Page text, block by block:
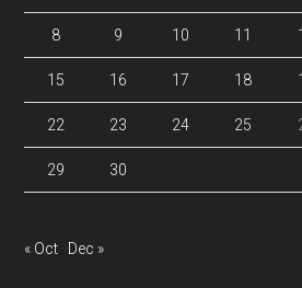
8 9 10 11
15 16 17 18
22 23 24 25
29 30
« Oct Dec »